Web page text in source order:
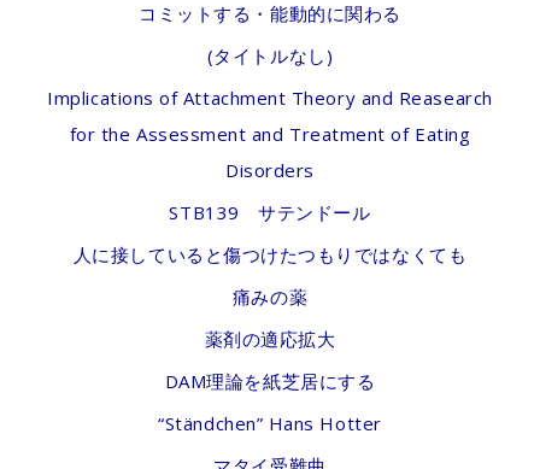
コミットする・能動的に関わる
(タイトルなし)
Implications of Attachment Theory and Reasearch
for the Assessment and Treatment of Eating
Disorders
STB139 サテンドール
人に接していると傷つけたつもりではなくても
痛みの薬
薬剤の適応拡大
DAM理論を紙芝居にする
“Ständchen” Hans Hotter